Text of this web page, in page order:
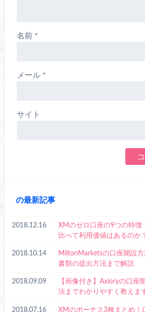
名前 *
メール *
サイト
の最新記事
2018.12.16
XMのゼロ口座の9つの特徴
比べて利用価値はあるのか
2018.10.14
MiltonMarketsの口座開設
書類の提出方法まで解説
2018.09.09
【画像付き】Axioryの口座
法までわかりやすく教えま
2018.07.16
XMのボーナス3種まとめ！